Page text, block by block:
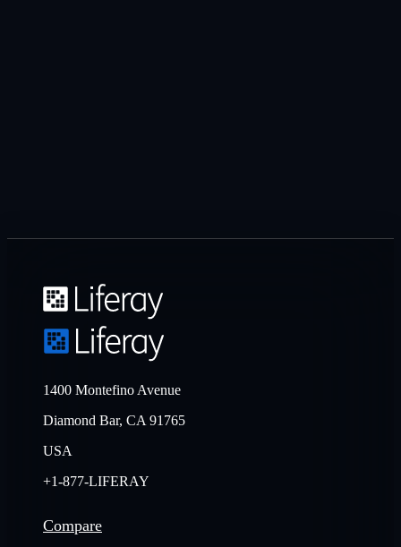
1400 Montefino Avenue
Diamond Bar, CA 91765
USA
+1-877-LIFERAY
Compare